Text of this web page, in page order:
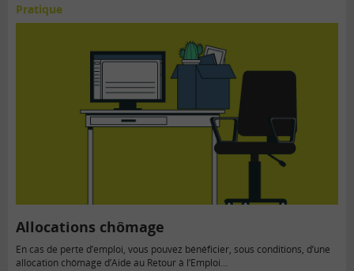
Pratique
Allocations chômage
En cas de perte d’emploi, vous pouvez bénéficier, sous conditions, d’une
allocation chômage d’Aide au Retour à l’Emploi…